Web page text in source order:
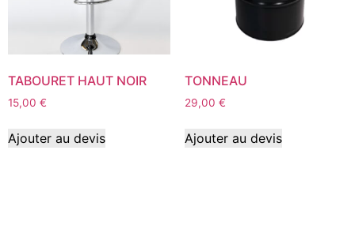
TABOURET HAUT NOIR
15,00 €
Ajouter au devis
TONNEAU
29,00 €
Ajouter au devis